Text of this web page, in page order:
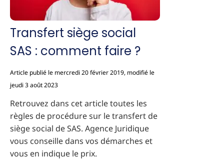
Transfert siège social
SAS : comment faire ?
Article publié le mercredi 20 février 2019, modifié le
jeudi 3 août 2023
Retrouvez dans cet article toutes les
règles de procédure sur le transfert de
siège social de SAS. Agence Juridique
vous conseille dans vos démarches et
vous en indique le prix.